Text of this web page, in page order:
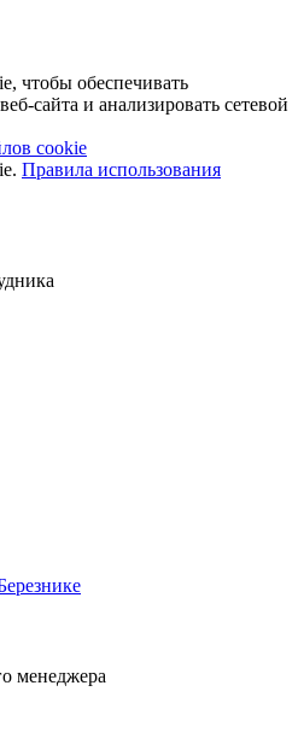
чтобы обеспечивать
сайта и анализировать сетевой
cookie
Правила использования
менеджера